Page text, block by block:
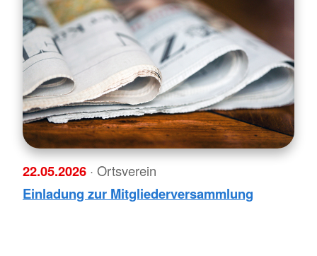
22.05.2026 · Ortsverein
Einladung zur Mitgliederversammlung